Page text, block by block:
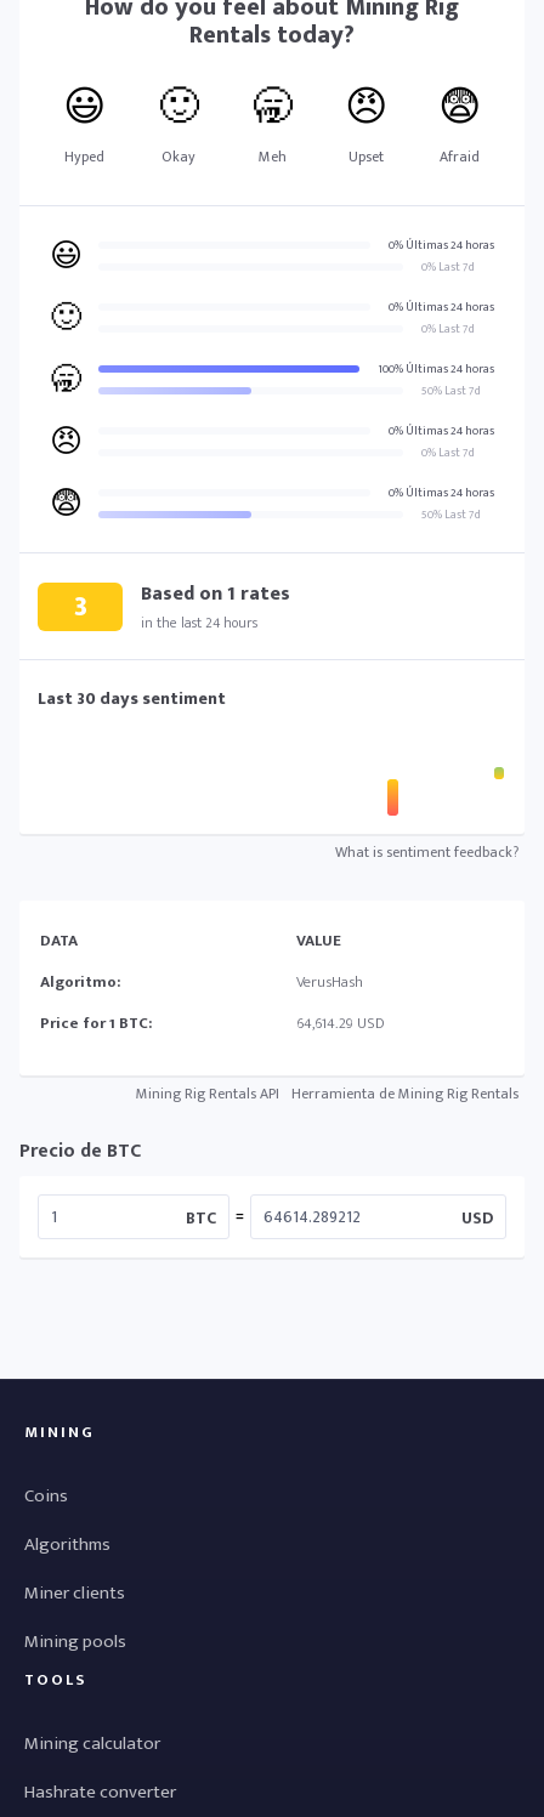
Rentalstoday?
😃
Hyped
🙂
Okay
🥱
Meh
😠
Upset
😨
Afraid
😃
0% Últimas 24 horas
0% Last 7d
🙂
0% Últimas 24 horas
0% Last 7d
🥱
100% Últimas 24 horas
50% Last 7d
😠
0% Últimas 24 horas
0% Last 7d
😨
0% Últimas 24 horas
50% Last 7d
3 Based on1 rates
in the last 24 hours
Last 30 days sentiment
What is sentiment feedback?
DATA
VALUE
Algoritmo:
VerusHash
Price for 1 BTC:
64,614.29 USD
Mining Rig Rentals API Herramienta de Mining Rig Rentals
Precio de BTC
BTC = USD
MINING
Coins
Algorithms
Miner clients
Mining pools
TOOLS
Mining calculator
Hashrate converter